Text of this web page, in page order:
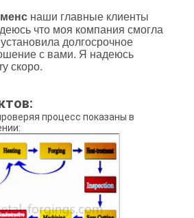
наши главные клиенты
что моя компания смогла
долгосрочное
с вами. Я надеюсь
скоро.
процесс показаны в